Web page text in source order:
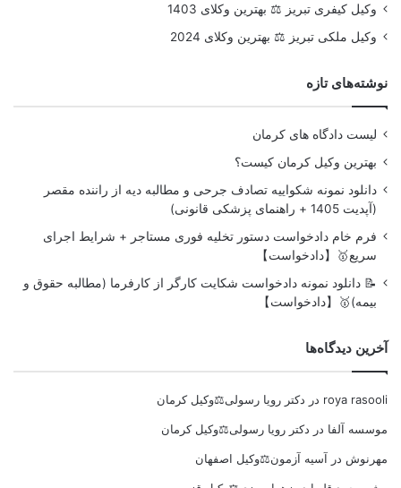
وکیل کیفری تبریز ⚖️ بهترین وکلای 1403
وکیل ملکی تبریز ⚖️ بهترین وکلای 2024
نوشته‌های تازه
لیست دادگاه های کرمان
بهترین وکیل کرمان کیست؟
دانلود نمونه شکواییه تصادف جرحی و مطالبه دیه از راننده مقصر
(آپدیت 1405 + راهنمای پزشکی قانونی)
فرم خام دادخواست دستور تخلیه فوری مستاجر + شرایط اجرای
سریع🥇【دادخواست】
📝 دانلود نمونه دادخواست شکایت کارگر از کارفرما (مطالبه حقوق و
بیمه)🥇【دادخواست】
آخرین دیدگاه‌ها
roya rasooli در دکتر رویا رسولی⚖️وکیل کرمان
موسسه آلفا در دکتر رویا رسولی⚖️وکیل کرمان
مهرنوش در آسیه آزمون⚖️وکیل اصفهان